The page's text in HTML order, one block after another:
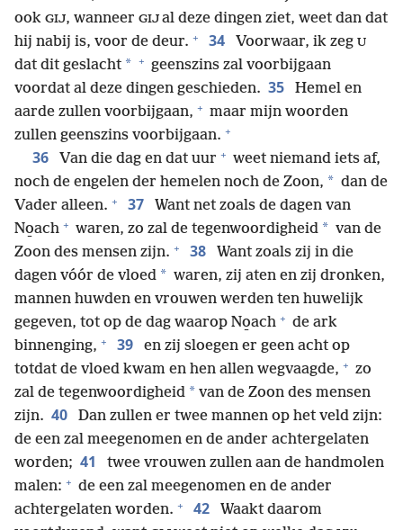
ook GIJ, wanneer GIJ al deze dingen ziet, weet dan dat
hij nabij is, voor de deur. + 34 Voorwaar, ik zeg U
dat dit geslacht * + geenszins zal voorbijgaan
voordat al deze dingen geschieden. 35
Hemel en
aarde zullen voorbijgaan, + maar mijn woorden
zullen geenszins voorbijgaan. +
36 Van die dag en dat uur + weet niemand iets af,
noch de engelen der hemelen noch de Zoon, * dan de
Vader alleen. + 37
Want net zoals de dagen van
No̱ach + waren, zo zal de tegenwoordigheid * van de
Zoon des mensen zijn. + 38
Want zoals zij in die
dagen vóór de vloed * waren, zij aten en zij dronken,
mannen huwden en vrouwen werden ten huwelijk
gegeven, tot op de dag waarop No̱ach + de ark
binnenging, + 39
en zij sloegen er geen acht op
totdat de vloed kwam en hen allen wegvaagde, + zo
zal de tegenwoordigheid * van de Zoon des mensen
zijn. 40
Dan zullen er twee mannen op het veld zijn:
de een zal meegenomen en de ander achtergelaten
worden; 41
twee vrouwen zullen aan de handmolen
malen: + de een zal meegenomen en de ander
achtergelaten worden. + 42
Waakt daarom